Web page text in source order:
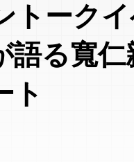
トーク
語る寬
ト